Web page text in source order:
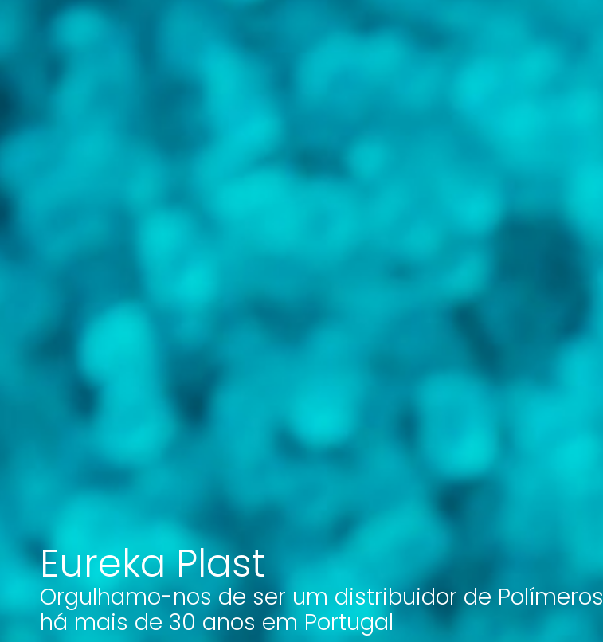
Eureka Plast
Orgulhamo-nos de ser um distribuidor de Polímeros
há mais de 30 anos em Portugal